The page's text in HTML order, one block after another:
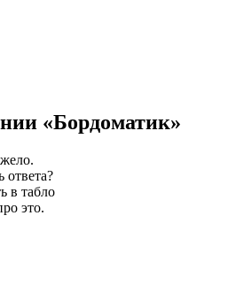
«Бордоматик»
ответа?
в табло
это.